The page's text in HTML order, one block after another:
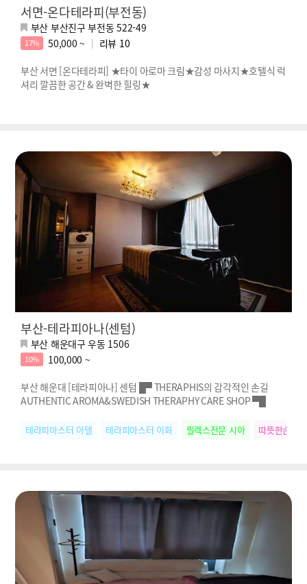
서면-온다테라피(부전동)
부산 부산진구 부전동 522-49
17% 50,000 ~ 리뷰 10
부산 서면 [온다테라피] ★타이 아로마 크림★감성 마사지★호텔식 럭
셔리 깔끔한 공간 & 완벽한 힐링★
부산-테라피아나(센텀)
부산 해운대구 우동 1506
10%
100,000 ~
부산 해운대 [테라피아나] 센텀 █▀ THERAPHIS의 감각적인 손길
AUTHENTIC AROMA&SWEDISH THERAPHY CARE SHOP ▀█
테라피마스터 아델 테라피마스터 이화 릴렉스전문 시아 따뜻한손길